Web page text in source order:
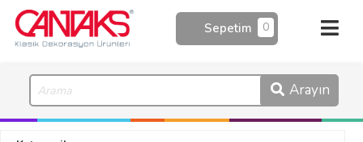
0
Sepetim
Arayın